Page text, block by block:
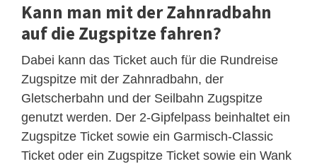
Kann man mit der Zahnradbahn
auf die Zugspitze fahren?
Dabei kann das Ticket auch für die Rundreise
Zugspitze mit der Zahnradbahn, der
Gletscherbahn und der Seilbahn Zugspitze
genutzt werden. Der 2-Gipfelpass beinhaltet ein
Zugspitze Ticket sowie ein Garmisch-Classic
Ticket oder ein Zugspitze Ticket sowie ein Wank